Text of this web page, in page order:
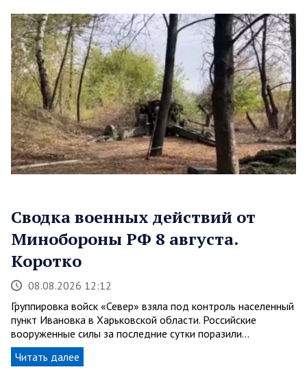
Сводка военных действий от
Минобороны РФ 8 августа.
Коротко
08.08.2026 12:12
Группировка войск «Север» взяла под контроль населенный
пункт Ивановка в Харьковской области. Российские
вооруженные силы за последние сутки поразили…
Читать далее